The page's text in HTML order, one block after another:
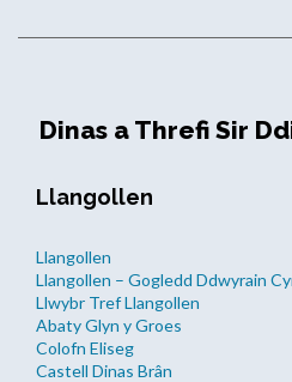
Dinas a Threfi Sir
Llangollen
Llangollen
Llangollen – Gogledd Ddwyrain
Llwybr Tref Llangollen
Abaty Glyn y Groes
Colofn Eliseg
Castell Dinas Brân